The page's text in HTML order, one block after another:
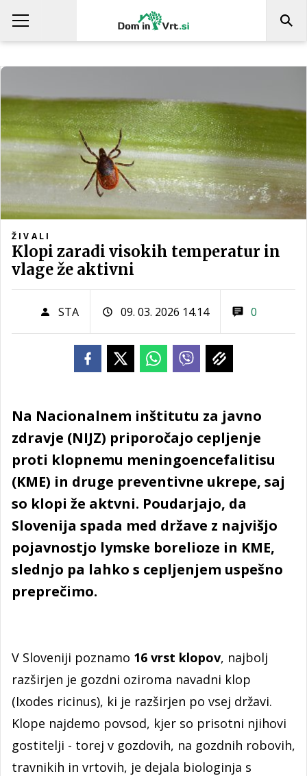
ŽIVALI
Klopi zaradi visokih temperatur in
vlage že aktivni
STA 09. 03. 2026 14.14 0
Na Nacionalnem inštitutu za javno
zdravje (NIJZ) priporočajo cepljenje
proti klopnemu meningoencefalitisu
(KME) in druge preventivne ukrepe, saj
so klopi že aktvni. Poudarjajo, da
Slovenija spada med države z najvišjo
pojavnostjo lymske borelioze in KME,
slednjo pa lahko s cepljenjem uspešno
preprečimo.
V Sloveniji poznamo 16 vrst klopov, najbolj
razširjen je gozdni oziroma navadni klop
(Ixodes ricinus), ki je razširjen po vsej državi.
Klope najdemo povsod, kjer so prisotni njihovi
gostitelji - torej v gozdovih, na gozdnih robovih,
travnikih in vrtovih, je dejala biologinja s